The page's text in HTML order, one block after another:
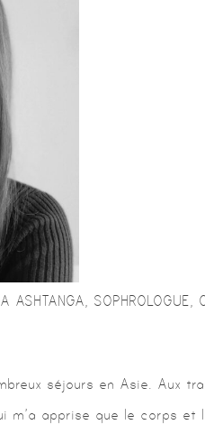
ASHTANGA, SOPHROLOGUE,
séjours en Asie. Aux
m’a apprise que le corps et